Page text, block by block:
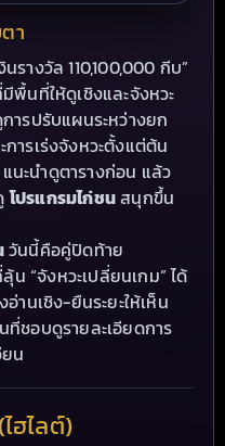
า
รางวัล 110,100,000 กีบ”
พื้นที่ให้ดูเชิงและจังหวะ
ารปรับแผนระหว่างยก
ารเร่งจังหวะตั้งแต่ต้น
นะนำดูตารางก่อน แล้ว
โปรแกรมไก่ชนสนุกขึ้น
วันนี้คือคู่ปิดท้าย
“จังหวะเปลี่ยนเกม” ได้
านเชิง-ยืนระยะให้เห็น
ที่ชอบดูรายละเอียดการ
น
ฮไลต์)